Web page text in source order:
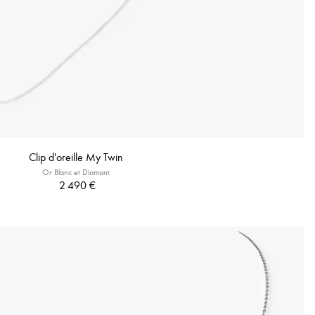
Clip d'oreille My Twin
Or Blanc et Diamant
2 490 €